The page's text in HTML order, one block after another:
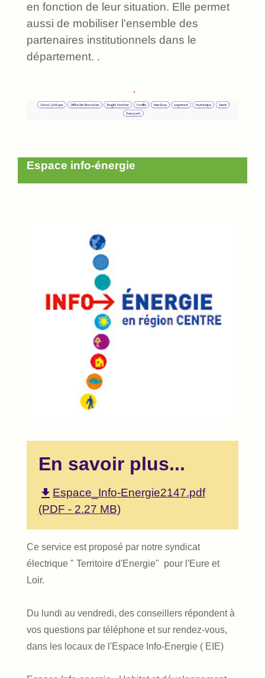
en fonction de leur situation. Elle permet
aussi de mobiliser l'ensemble des
partenaires institutionnels dans le
département. .
Espace info-énergie
En savoir plus...
file_download Espace_Info-Energie2147.pdf
(PDF - 2.27 MB)
Ce service est proposé par notre syndicat
électrique " Territoire d'Energie" pour l'Eure et
Loir.
Du lundi au vendredi, des conseillers répondent à
vos questions par téléphone et sur rendez-vous,
dans les locaux de l'Espace Info-Energie ( EIE)